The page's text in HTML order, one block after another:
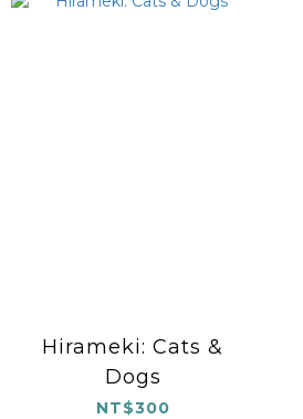
Hirameki: Cats &
Dogs
NT$300